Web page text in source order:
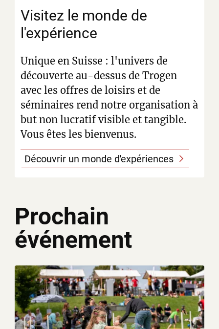
Visitez le monde de
l'expérience
Unique en Suisse : l'univers de
découverte au-dessus de Trogen
avec les offres de loisirs et de
séminaires rend notre organisation à
but non lucratif visible et tangible.
Vous êtes les bienvenus.
Découvrir un monde d'expériences
Prochain
événement